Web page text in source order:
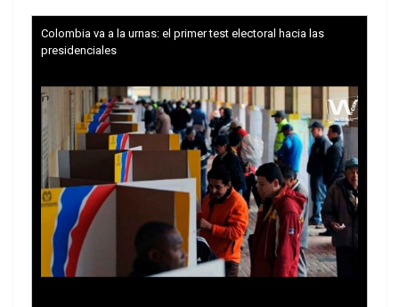
Colombia va a la urnas: el primer test electoral hacia las
presidenciales